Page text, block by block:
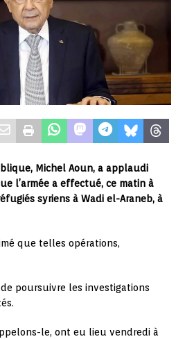
Michel Aoun, a applaudi
l’armée a effectué, ce matin à
syriens à Wadi el-Araneb, à
que telles opérations,
poursuivre les investigations
le, ont eu lieu vendredi à